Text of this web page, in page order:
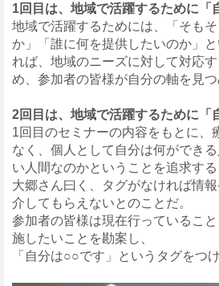
1回目は、地域で活躍するために「
地域で活躍するためには、「そも
か」「誰に何を提供したいのか」
れば、地域のニーズに対して対応
め、参加者の皆様が自分の軸を見つ
2回目は、地域で活躍するために「
1回目のセミナーの内容をもとに、
なく、個人として自分は何ができ
い人間なのかということを追求する
大郷さん曰く、タグがなければ情
介してもらえないとのことだ。
参加者の皆様は現在行っているこ
施したいことを勘案し、
「自分は○○です」というタグをつけ